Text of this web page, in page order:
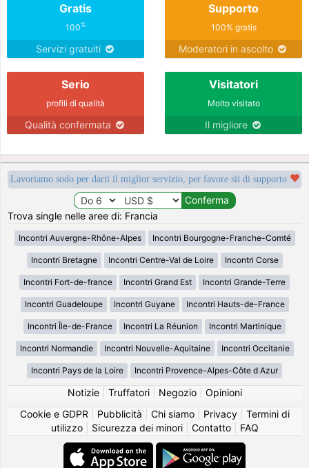
Gratis
100%
Servizi gratuiti
Supporto
100% gratis
Moderatori in ascolto
Serio
profili di qualità
Qualità confermata
Visitatori
Molto visitato
Il migliore
Lavoriamo sodo per darti il miglior servizio, per favore sii di supporto
Trova single nelle aree di: Francia
Incontri Auvergne-Rhône-Alpes Incontri Bourgogne-Franche-Comté
Incontri Bretagne Incontri Centre-Val de Loire Incontri Corse
Incontri Fort-de-france Incontri Grand Est Incontri Grande-Terre
Incontri Guadeloupe Incontri Guyane Incontri Hauts-de-France
Incontri Île-de-France Incontri La Réunion Incontri Martinique
Incontri Normandie Incontri Nouvelle-Aquitaine Incontri Occitanie
Incontri Pays de la Loire Incontri Provence-Alpes-Côte d Azur
Notizie| Truffatori| Negozio| Opinioni
Cookie e GDPR
Pubblicità Chi siamo| Privacy| Termini di
utilizzo| Sicurezza dei minori| Contatto| FAQ